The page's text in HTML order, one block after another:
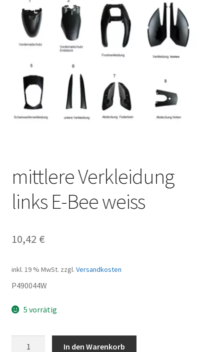
mittlere Verkleidung
links E-Bee weiss
10,42 €
inkl. 19 % MwSt. zzgl. Versandkosten
P490044W
5 vorrätig
In den Warenkorb